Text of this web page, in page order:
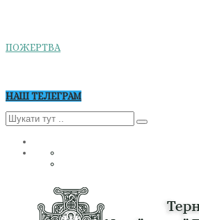
ПОЖЕРТВА
НАШ ТЕЛЕГРАМ